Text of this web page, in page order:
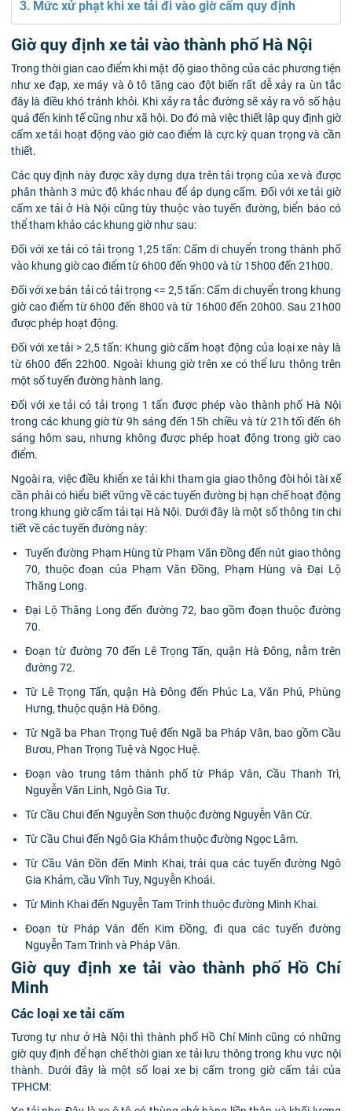
Mức xử phạt khi xe tải đi vào giờ cấm quy định
Giờ quy định xe tải vào thành phố Hà Nội
Trong thời gian cao điểm khi mật độ giao thông của các phương tiện
như xe đạp, xe máy và ô tô tăng cao đột biến rất dễ xảy ra ùn tắc
đây là điều khó tránh khỏi. Khi xảy ra tắc đường sẽ xảy ra vô số hậu
quả đến kinh tế cũng như xã hội. Do đó mà việc thiết lập quy định giờ
cấm xe tải hoạt động vào giờ cao điểm là cực kỳ quan trọng và cần
thiết.
Các quy định này được xây dựng dựa trên tải trọng của xe và được
phân thành 3 mức độ khác nhau để áp dụng cấm. Đối với xe tải giờ
cấm xe tải ở Hà Nội cũng tùy thuộc vào tuyến đường, biển báo có
thể tham khảo các khung giờ như sau:
Đối với xe tải có tải trọng 1,25 tấn: Cấm di chuyển trong thành phố
vào khung giờ cao điểm từ 6h00 đến 9h00 và từ 15h00 đến 21h00.
Đối với xe bán tải có tải trọng <= 2,5 tấn: Cấm di chuyển trong khung
giờ cao điểm từ 6h00 đến 8h00 và từ 16h00 đến 20h00. Sau 21h00
được phép hoạt động.
Đối với xe tải > 2,5 tấn: Khung giờ cấm hoạt động của loại xe này là
từ 6h00 đến 22h00. Ngoài khung giờ trên xe có thể lưu thông trên
một số tuyến đường hành lang.
Đối với xe tải có tải trọng 1 tấn được phép vào thành phố Hà Nội
trong các khung giờ từ 9h sáng đến 15h chiều và từ 21h tối đến 6h
sáng hôm sau, nhưng không được phép hoạt động trong giờ cao
điểm.
Ngoài ra, việc điều khiển xe tải khi tham gia giao thông đòi hỏi tài xế
cần phải có hiểu biết vững về các tuyến đường bị hạn chế hoạt động
trong khung giờ cấm tải tại Hà Nội. Dưới đây là một số thông tin chi
tiết về các tuyến đường này:
Tuyến đường Phạm Hùng từ Phạm Văn Đồng đến nút giao thông
70, thuộc đoạn của Phạm Văn Đồng, Phạm Hùng và Đại Lộ
Thăng Long.
Đại Lộ Thăng Long đến đường 72, bao gồm đoạn thuộc đường
70.
Đoạn từ đường 70 đến Lê Trọng Tấn, quận Hà Đông, nằm trên
đường 72.
Từ Lê Trọng Tấn, quận Hà Đông đến Phúc La, Văn Phú, Phùng
Hưng, thuộc quận Hà Đông.
Từ Ngã ba Phan Trọng Tuệ đến Ngã ba Pháp Vân, bao gồm Cầu
Bươu, Phan Trọng Tuệ và Ngọc Huệ.
Đoạn vào trung tâm thành phố từ Pháp Vân, Cầu Thanh Trì,
Nguyễn Văn Linh, Ngô Gia Tự.
Từ Cầu Chui đến Nguyễn Sơn thuộc đường Nguyễn Văn Cừ.
Từ Cầu Chui đến Ngô Gia Khảm thuộc đường Ngọc Lâm.
Từ Cầu Vân Đồn đến Minh Khai, trải qua các tuyến đường Ngô
Gia Khảm, cầu Vĩnh Tuy, Nguyễn Khoái.
Từ Minh Khai đến Nguyễn Tam Trinh thuộc đường Minh Khai.
Đoạn từ Pháp Vân đến Kim Đồng, đi qua các tuyến đường
Nguyễn Tam Trinh và Pháp Vân.
Giờ quy định xe tải vào thành phố Hồ Chí
Minh
Các loại xe tải cấm
Tương tự như ở Hà Nội thì thành phố Hồ Chí Minh cũng có những
giờ quy định để hạn chế thời gian xe tải lưu thông trong khu vực nội
thành. Dưới đây là một số loại xe bị cấm trong giờ cấm tải của
TPHCM: